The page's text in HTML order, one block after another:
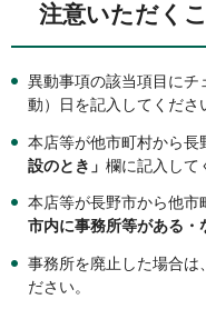
注意いただく
異動事項の該当項目に
動）日を記入してくださ
本店等が他市町村から長
設のとき」 欄に記入して
本店等が長野市から他市
市内に事務所等がある・
事務所を廃止した場合は、
ださい。